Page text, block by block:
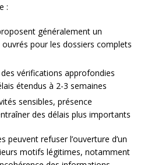
:
généralement un
pour les dossiers complets
vérifications approfondies
étendus à 2-3 semaines
sensibles, présence
des délais plus importants
peuvent refuser l’ouverture d’un
motifs légitimes, notamment